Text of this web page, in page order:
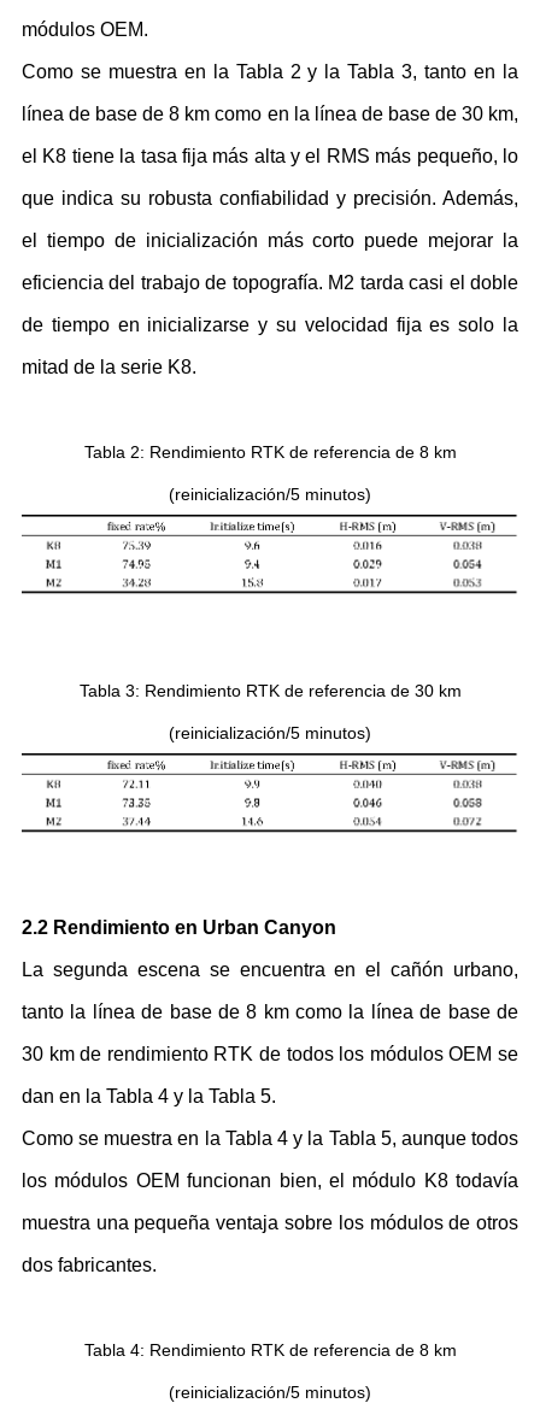
módulos OEM.
Como se muestra en la Tabla 2 y la Tabla 3, tanto en la
línea de base de 8 km como en la línea de base de 30 km,
el K8 tiene la tasa fija más alta y el RMS más pequeño, lo
que indica su robusta confiabilidad y precisión. Además,
el tiempo de inicialización más corto puede mejorar la
eficiencia del trabajo de topografía. M2 tarda casi el doble
de tiempo en inicializarse y su velocidad fija es solo la
mitad de la serie K8.
Tabla 2: Rendimiento RTK de referencia de 8 km
(reinicialización/5 minutos)
Tabla 3: Rendimiento RTK de referencia de 30 km
(reinicialización/5 minutos)
2.2 Rendimiento en Urban Canyon
La segunda escena se encuentra en el cañón urbano,
tanto la línea de base de 8 km como la línea de base de
30 km de rendimiento RTK de todos los módulos OEM se
dan en la Tabla 4 y la Tabla 5.
Como se muestra en la Tabla 4 y la Tabla 5, aunque todos
los módulos OEM funcionan bien, el módulo K8 todavía
muestra una pequeña ventaja sobre los módulos de otros
dos fabricantes.
Tabla 4: Rendimiento RTK de referencia de 8 km
(reinicialización/5 minutos)